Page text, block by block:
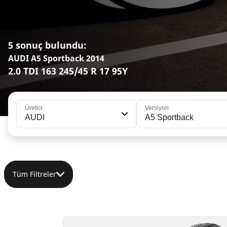
5 sonuç bulundu:
AUDI A5 Sportback 2014
2.0 TDI 163 245/45 R 17 95Y
Üretici
AUDI
Versiyon
A5 Sportback
Tüm Filtreler